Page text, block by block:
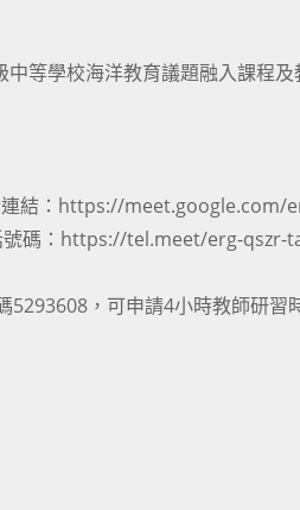
等學校海洋教育議題融入課程
結：https://meet.google.com/
號碼：https://tel.meet/erg-qszr-
，可申請4小時教師研習